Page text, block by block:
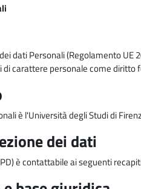
dati Personali (Regolamento
carattere personale come diritto
è l'Università degli Studi di
dei dati
è contattabile ai seguenti